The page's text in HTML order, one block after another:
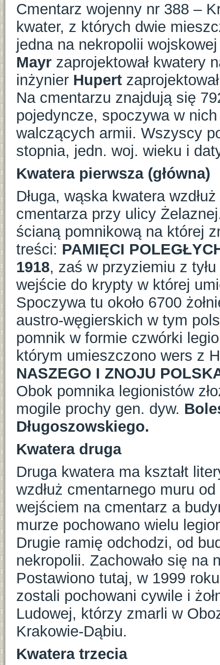
Cmentarz wojenny nr 388 –
kwater, z których dwie
jedna na nekropolii
Mayr zaprojektował kwatery
inżynier Hupert
Na cmentarzu znajdują się
pojedyncze, spoczywa w
walczących armii. Wszyscy
stopnia, jedn. woj. wieku i
Kwatera pierwsza (główna)
Długa, wąska kwatera
cmentarza przy ulicy
ścianą pomnikową na której
treści: PAMIĘCI
1918, zaś w przyziemiu z
wejście do krypty w której
Spoczywa tu około 6700
austro-węgierskich w tym
pomnik w formie czwórki
którym umieszczono wers z
NASZEGO I ZNOJU
Obok pomnika legionistów
mogile prochy gen. dyw.
Długoszowskiego.
Kwatera druga
Druga kwatera ma kształt
wzdłuż cmentarnego muru
wejściem na cmentarz a
murze pochowano wielu
Drugie ramię odchodzi, od
nekropolii. Zachowało się na
Postawiono tutaj, w 1999
zostali pochowani cywile i
Ludowej, którzy zmarli w
Krakowie-Dąbiu.
Kwatera trzecia